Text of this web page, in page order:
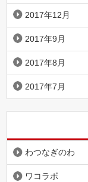
2017年12月
2017年9月
2017年8月
2017年7月
わつなぎのわ
ワコラボ